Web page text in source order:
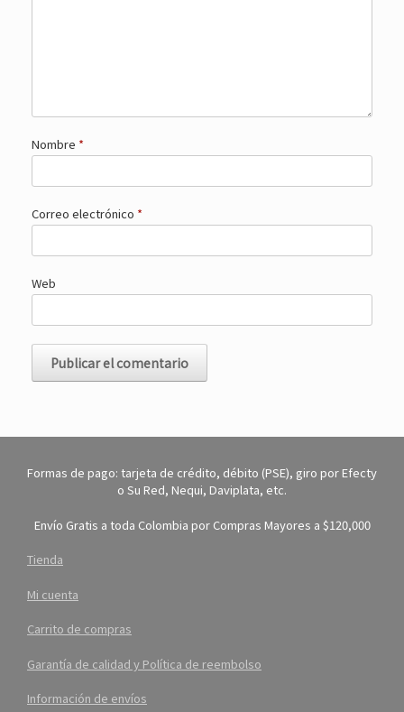
Nombre *
Correo electrónico *
Web
Formas de pago: tarjeta de crédito, débito (PSE), giro por Efecty
o Su Red, Nequi, Daviplata, etc.
Envío Gratis a toda Colombia por Compras Mayores a $120,000
Tienda
Mi cuenta
Carrito de compras
Garantía de calidad y Política de reembolso
Información de envíos